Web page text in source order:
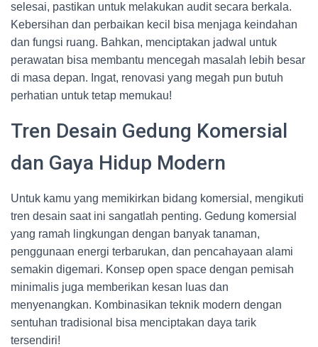
selesai, pastikan untuk melakukan audit secara berkala.
Kebersihan dan perbaikan kecil bisa menjaga keindahan
dan fungsi ruang. Bahkan, menciptakan jadwal untuk
perawatan bisa membantu mencegah masalah lebih besar
di masa depan. Ingat, renovasi yang megah pun butuh
perhatian untuk tetap memukau!
Tren Desain Gedung Komersial
dan Gaya Hidup Modern
Untuk kamu yang memikirkan bidang komersial, mengikuti
tren desain saat ini sangatlah penting. Gedung komersial
yang ramah lingkungan dengan banyak tanaman,
penggunaan energi terbarukan, dan pencahayaan alami
semakin digemari. Konsep open space dengan pemisah
minimalis juga memberikan kesan luas dan
menyenangkan. Kombinasikan teknik modern dengan
sentuhan tradisional bisa menciptakan daya tarik
tersendiri!